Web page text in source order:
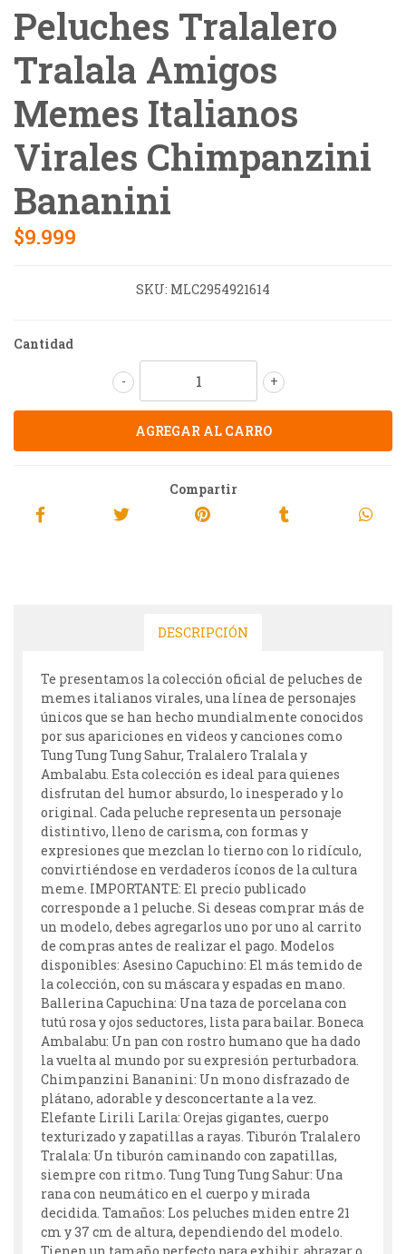
Peluches Tralalero
Tralala Amigos
Memes Italianos
Virales Chimpanzini
Bananini
$9.999
SKU: MLC2954921614
Cantidad
+
-
Compartir
DESCRIPCIÓN
Te presentamos la colección oficial de peluches de
memes italianos virales, una línea de personajes
únicos que se han hecho mundialmente conocidos
por sus apariciones en videos y canciones como
Tung Tung Tung Sahur, Tralalero Tralala y
Ambalabu. Esta colección es ideal para quienes
disfrutan del humor absurdo, lo inesperado y lo
original. Cada peluche representa un personaje
distintivo, lleno de carisma, con formas y
expresiones que mezclan lo tierno con lo ridículo,
convirtiéndose en verdaderos íconos de la cultura
meme. IMPORTANTE: El precio publicado
corresponde a 1 peluche. Si deseas comprar más de
un modelo, debes agregarlos uno por uno al carrito
de compras antes de realizar el pago. Modelos
disponibles: Asesino Capuchino: El más temido de
la colección, con su máscara y espadas en mano.
Ballerina Capuchina: Una taza de porcelana con
tutú rosa y ojos seductores, lista para bailar. Boneca
Ambalabu: Un pan con rostro humano que ha dado
la vuelta al mundo por su expresión perturbadora.
Chimpanzini Bananini: Un mono disfrazado de
plátano, adorable y desconcertante a la vez.
Elefante Lirili Larila: Orejas gigantes, cuerpo
texturizado y zapatillas a rayas. Tiburón Tralalero
Tralala: Un tiburón caminando con zapatillas,
siempre con ritmo. Tung Tung Tung Sahur: Una
rana con neumático en el cuerpo y mirada
decidida. Tamaños: Los peluches miden entre 21
cm y 37 cm de altura, dependiendo del modelo.